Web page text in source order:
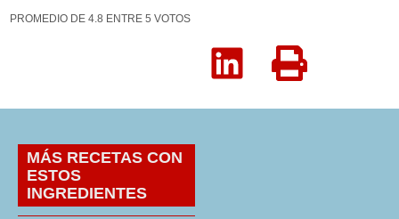
PROMEDIO DE 4.8 ENTRE 5 VOTOS
MÁS RECETAS CON
ESTOS
INGREDIENTES